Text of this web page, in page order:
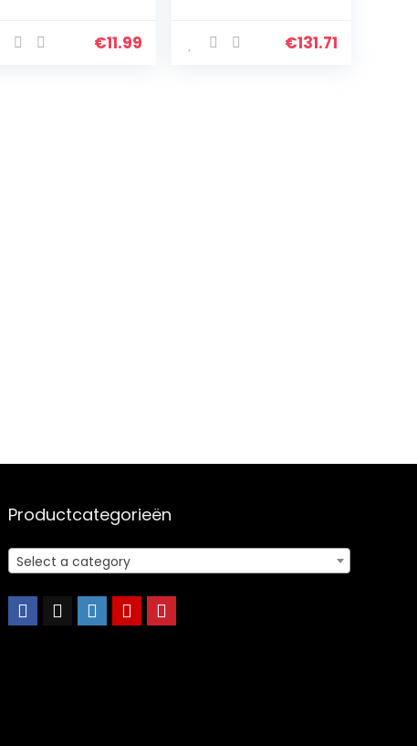
verstelbare
€11.99
hydraulische
€131.71
Productcategorieën
Select a category